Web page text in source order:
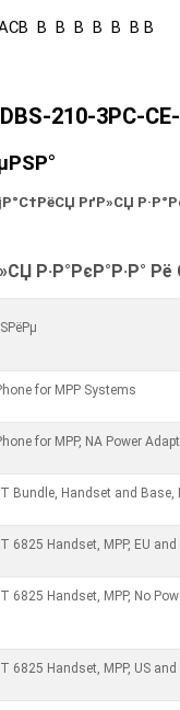
В В В В В В В
210-3PC-
РґР»СЏ
Р·Р°РєР°Р·Р°
for MPP Systems
for MPP, NA Power
Bundle, Handset and Base,
6825 Handset, MPP, EU and
6825 Handset, MPP, No
6825 Handset, MPP, US